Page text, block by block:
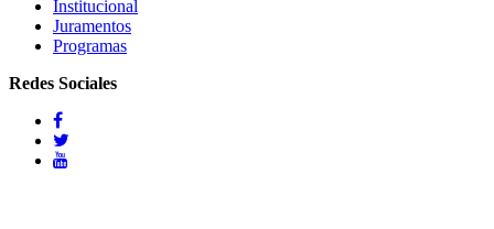
Institucional
Juramentos
Programas
Redes Sociales